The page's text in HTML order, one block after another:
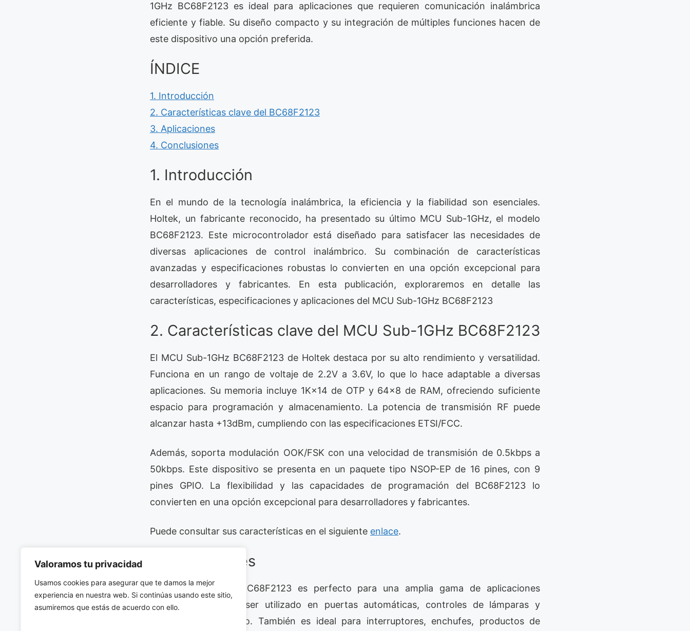
Valoramos tu privacidad
Usamos cookies para asegurar que te damos la mejor
experiencia en nuestra web. Si continúas usando este sitio,
asumiremos que estás de acuerdo con ello.
1GHz BC68F2123 es ideal para aplicaciones que requieren comunicación inalámbrica
eficiente y fiable. Su diseño compacto y su integración de múltiples funciones hacen de
este dispositivo una opción preferida.
ÍNDICE
1. Introducción
2. Características clave del BC68F2123
3. Aplicaciones
4. Conclusiones
1. Introducción
En el mundo de la tecnología inalámbrica, la eficiencia y la fiabilidad son esenciales.
Holtek, un fabricante reconocido, ha presentado su último MCU Sub-1GHz, el modelo
BC68F2123. Este microcontrolador está diseñado para satisfacer las necesidades de
diversas aplicaciones de control inalámbrico. Su combinación de características
avanzadas y especificaciones robustas lo convierten en una opción excepcional para
desarrolladores y fabricantes. En esta publicación, exploraremos en detalle las
características, especificaciones y aplicaciones del MCU Sub-1GHz BC68F2123
2. Características clave del MCU Sub-1GHz BC68F2123
El MCU Sub-1GHz BC68F2123 de Holtek destaca por su alto rendimiento y versatilidad.
Funciona en un rango de voltaje de 2.2V a 3.6V, lo que lo hace adaptable a diversas
aplicaciones. Su memoria incluye 1K×14 de OTP y 64×8 de RAM, ofreciendo suficiente
espacio para programación y almacenamiento. La potencia de transmisión RF puede
alcanzar hasta +13dBm, cumpliendo con las especificaciones ETSI/FCC.
Además, soporta modulación OOK/FSK con una velocidad de transmisión de 0.5kbps a
50kbps. Este dispositivo se presenta en un paquete tipo NSOP-EP de 16 pines, con 9
pines GPIO. La flexibilidad y las capacidades de programación del BC68F2123 lo
convierten en una opción excepcional para desarrolladores y fabricantes.
Puede consultar sus características en el siguiente enlace.
3. Aplicaciones
El MCU Sub-1GHz BC68F2123 es perfecto para una amplia gama de aplicaciones
inalámbricas. Puede ser utilizado en puertas automáticas, controles de lámparas y
ventiladores de techo. También es ideal para interruptores, enchufes, productos de